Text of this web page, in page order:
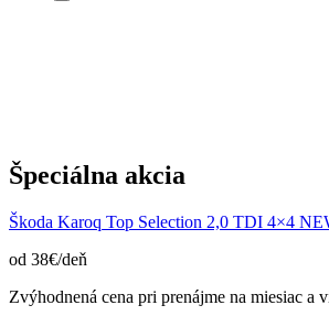
Špeciálna akcia
Škoda Karoq Top Selection 2,0 TDI 4×4
od 38€/deň
Zvýhodnená cena pri prenájme na miesiac a